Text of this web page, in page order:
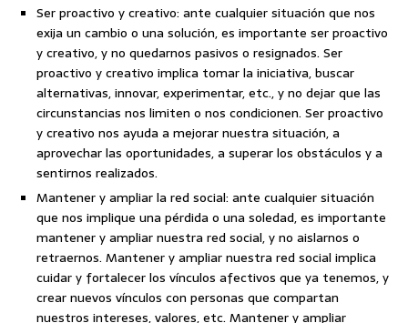
Ser proactivo y creativo: ante cualquier situación que nos
exija un cambio o una solución, es importante ser proactivo
y creativo, y no quedarnos pasivos o resignados. Ser
proactivo y creativo implica tomar la iniciativa, buscar
alternativas, innovar, experimentar, etc., y no dejar que las
circunstancias nos limiten o nos condicionen. Ser proactivo
y creativo nos ayuda a mejorar nuestra situación, a
aprovechar las oportunidades, a superar los obstáculos y a
sentirnos realizados.
Mantener y ampliar la red social: ante cualquier situación
que nos implique una pérdida o una soledad, es importante
mantener y ampliar nuestra red social, y no aislarnos o
retraernos. Mantener y ampliar nuestra red social implica
cuidar y fortalecer los vínculos afectivos que ya tenemos, y
crear nuevos vínculos con personas que compartan
nuestros intereses, valores, etc. Mantener y ampliar